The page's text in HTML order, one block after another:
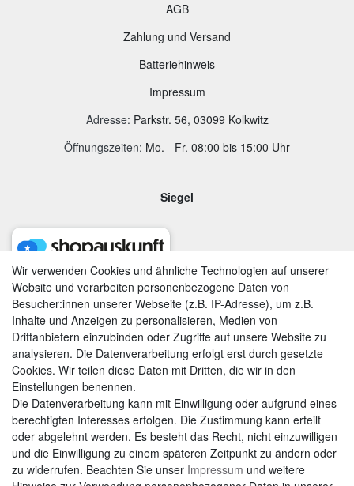
AGB
Zahlung und Versand
Batteriehinweis
Impressum
Adresse: Parkstr. 56, 03099 Kolkwitz
Öffnungszeiten: Mo. - Fr. 08:00 bis 15:00 Uhr
Siegel
AGB|Widerrufsrecht|Datenschutzerklärung|Impressum
Wir verwenden Cookies und ähnliche Technologien auf unserer
Website und verarbeiten personenbezogene Daten von
Besucher:innen unserer Webseite (z.B. IP-Adresse), um z.B.
Inhalte und Anzeigen zu personalisieren, Medien von
Drittanbietern einzubinden oder Zugriffe auf unsere Website zu
analysieren. Die Datenverarbeitung erfolgt erst durch gesetzte
Cookies. Wir teilen diese Daten mit Dritten, die wir in den
Einstellungen benennen.
Die Datenverarbeitung kann mit Einwilligung oder aufgrund eines
berechtigten Interesses erfolgen. Die Zustimmung kann erteilt
oder abgelehnt werden. Es besteht das Recht, nicht einzuwilligen
und die Einwilligung zu einem späteren Zeitpunkt zu ändern oder
zu widerrufen. Beachten Sie unser Impressum und weitere